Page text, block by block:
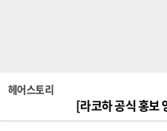
헤어스토리
[라코하 공식 홍보